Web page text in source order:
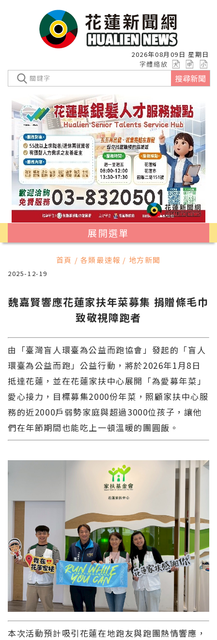
2026年08月09日 星期日
字體縮放
搜尋新聞
展開選單
首頁 / 各類最速報 / 地方新聞
2025-12-19
魏嘉賢響應花蓮家扶年菜募集 捐贈條毛巾
致敬視障跑者
由「臺灣盲人環臺為公益而跑協會」發起的「盲人
環臺為公益而跑」公益行動，將於2026年1月8日
抵達花蓮，並在花蓮家扶中心展開「為愛募年菜」
愛心接力，目標募集2000份年菜，照顧家扶中心服
務的近2000戶弱勢家庭與超過3000位孩子，讓他
們在年節期間也能吃上一頓溫暖的團圓飯。
本次活動預計吸引花蓮在地跑友與跑團熱情響應，